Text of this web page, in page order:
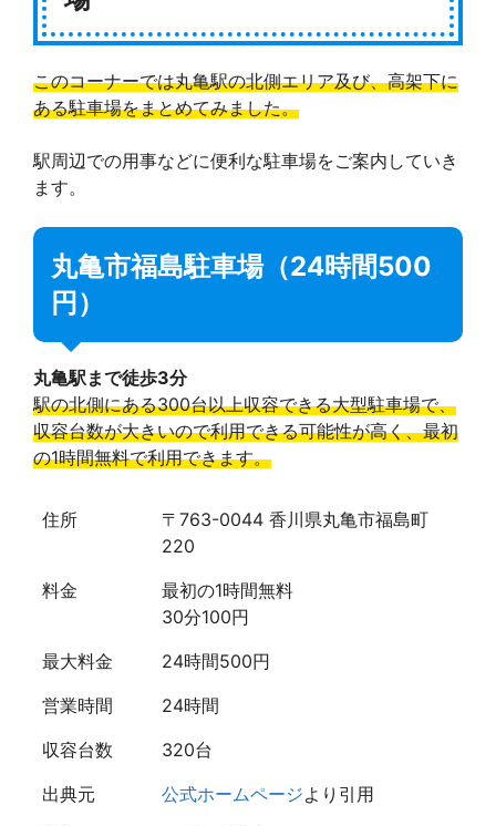
このコーナーでは丸亀駅の北側エリア及び、高架下に
ある駐車場をまとめてみました。
駅周辺での用事などに便利な駐車場をご案内していき
ます。
丸亀市福島駐車場（24時間500
円）
丸亀駅まで徒歩3分
駅の北側にある300台以上収容できる大型駐車場で、
収容台数が大きいので利用できる可能性が高く、最初
の1時間無料で利用できます。
住所
〒763-0044 香川県丸亀市福島町
220
料金
最初の1時間無料
30分100円
最大料金
24時間500円
営業時間
24時間
収容台数
320台
出典元
公式ホームページより引用